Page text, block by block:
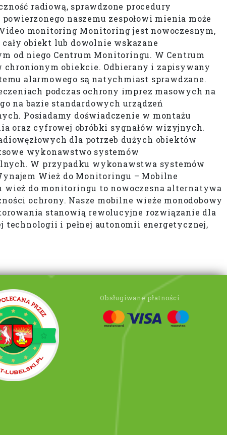
radiową, sprawdzone procedury
naszemu zespołowi mienia może
monitoring Monitoring jest nowoczesnym,
obiekt lub dowolnie wskazane
od niego Centrum Monitoringu. W Centrum
obiekcie. Odbierany i zapisywany
alarmowego są natychmiast sprawdzane.
podczas ochrony imprez masowych na
na bazie standardowych urządzeń
Posiadamy doświadczenie w montażu
oraz cyfrowej obróbki sygnałów wizyjnych.
dla potrzeb dużych obiektów
wykonawstwo systemów
W przypadku wykonawstwa systemów
Wież do Monitoringu – Mobilne
wież do monitoringu to nowoczesna alternatywa
ochrony. Nasze mobilne wieże monodobowy
stanowią rewolucyjne rozwiązanie dla
i pełnej autonomii energetycznej,
Obsługiwane płatności